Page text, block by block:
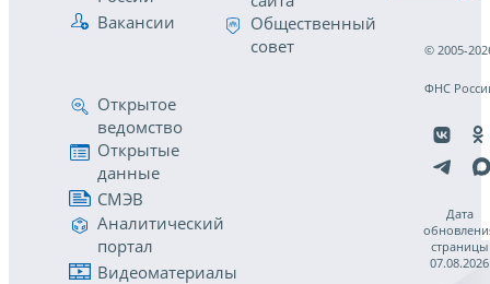
Вакансии
Общественный
совет
Открытое
ведомство
Открытые
данные
СМЭВ
Аналитический
портал
Видеоматериалы
© 2005-
ФНС
Дата
страницы
07.08.2026